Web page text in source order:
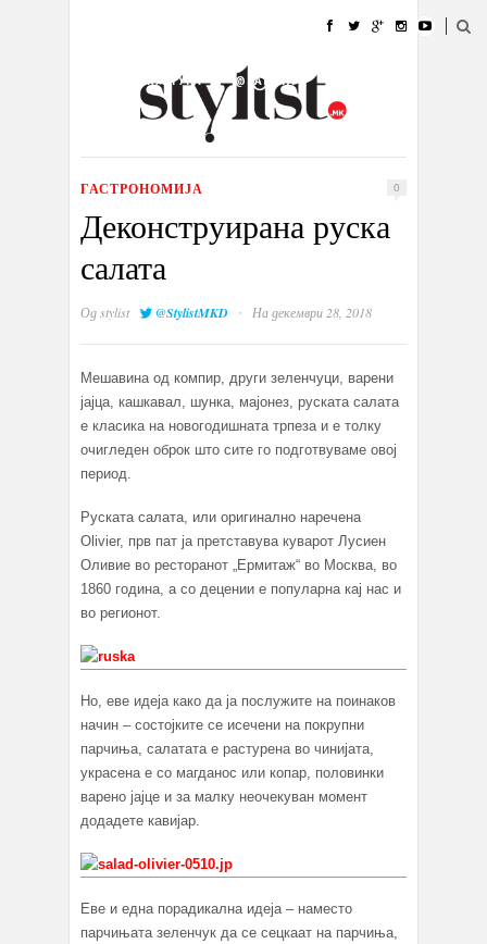
УБАВИНА
КУЛТУРА @РАБОТА
ИЗЛОГ
ГАСТРОНОМИЈА 0
Деконструирана руска
салата
Одstylist @StylistMKD · На декември 28, 2018
Мeшавина од компир, други зеленчуци, варени
јајца, кашкавал, шунка, мајонез, руската салата
е класика на новогодишната трпеза и е толку
очигледен оброк што сите го подготвуваме овој
период.
Руската салата, или оригинално наречена
Olivier, прв пат ја претставува куварот Лусиен
Оливие во ресторанот „Eрмитаж“ во Москва, во
1860 година, а со децении е популарна кај нас и
во регионот.
Но, еве идеја како да ја послужите на поинаков
начин – состојките се исечени на покрупни
парчиња, салатата е растурена во чинијата,
украсена е со магданос или копар, половинки
варено јајце и за малку неочекуван момент
додадете кавијар.
Еве и една порадикална идеја – наместо
парчињата зеленчук да се сецкаат на парчиња,